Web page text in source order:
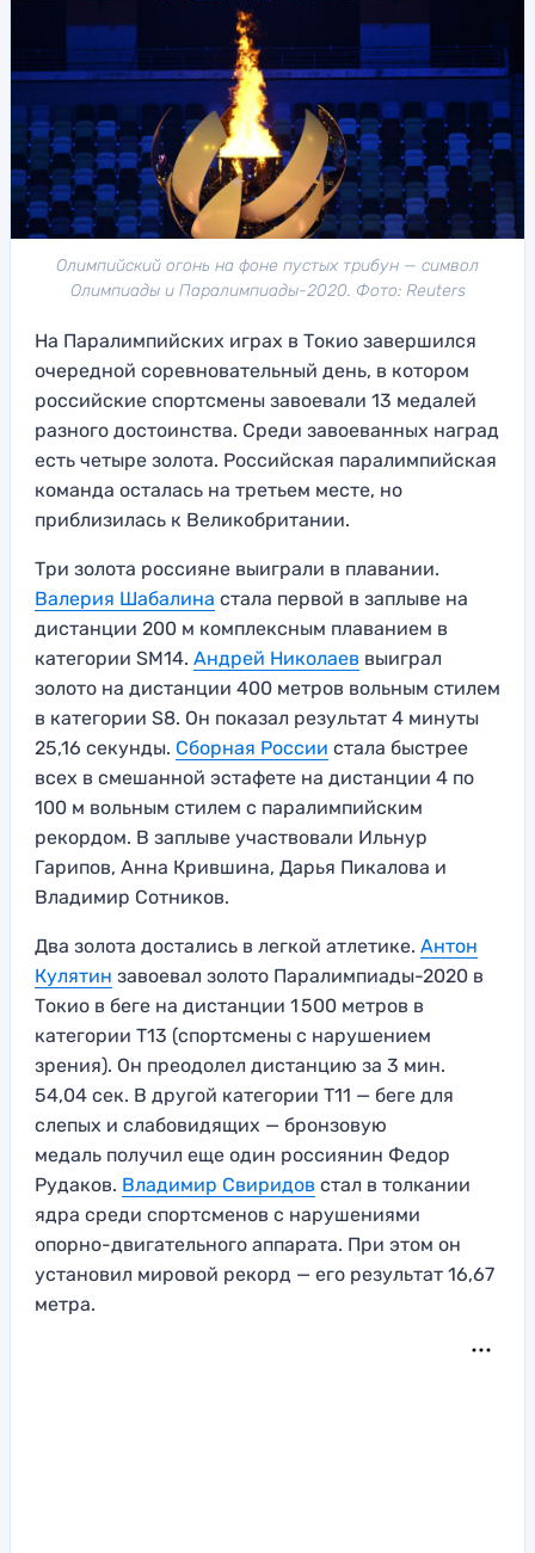
Олимпийский огонь на фоне пустых трибун — символ
Олимпиады и Паралимпиады-2020. Фото: Reuters
На Паралимпийских играх в Токио завершился
очередной соревновательный день, в котором
российские спортсмены завоевали 13 медалей
разного достоинства. Среди завоеванных наград
есть четыре золота. Российская паралимпийская
команда осталась на третьем месте, но
приблизилась к Великобритании.
Три золота россияне выиграли в плавании.
Валерия Шабалина стала первой в заплыве на
дистанции 200 м комплексным плаванием в
категории SM14. Андрей Николаев выиграл
золото на дистанции 400 метров вольным стилем
в категории S8. Он показал результат 4 минуты
25,16 секунды. Сборная России стала быстрее
всех в смешанной эстафете на дистанции 4 по
100 м вольным стилем с паралимпийским
рекордом. В заплыве участвовали Ильнур
Гарипов, Анна Крившина, Дарья Пикалова и
Владимир Сотников.
Два золота достались в легкой атлетике. Антон
Кулятин завоевал золото Паралимпиады-2020 в
Токио в беге на дистанции 1 500 метров в
категории T13 (спортсмены с нарушением
зрения). Он преодолел дистанцию за 3 мин.
54,04 сек. В другой категории Т11 — беге для
слепых и слабовидящих — бронзовую
медаль получил еще один россиянин Федор
Рудаков. Владимир Свиридов стал в толкании
ядра среди спортсменов с нарушениями
опорно-двигательного аппарата. При этом он
установил мировой рекорд — его результат 16,67
метра.